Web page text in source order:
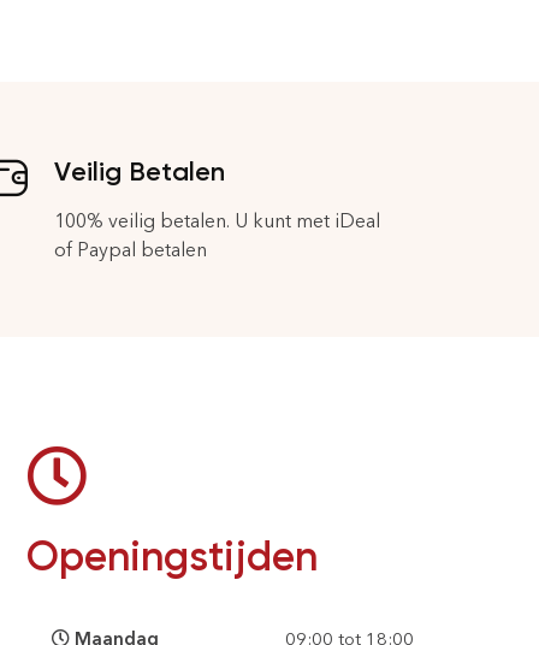
Veilig Betalen
100% veilig betalen. U kunt met iDeal
of Paypal betalen
Openingstijden
Maandag 09:00 tot 18:00